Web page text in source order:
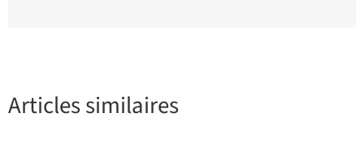
Articles similaires